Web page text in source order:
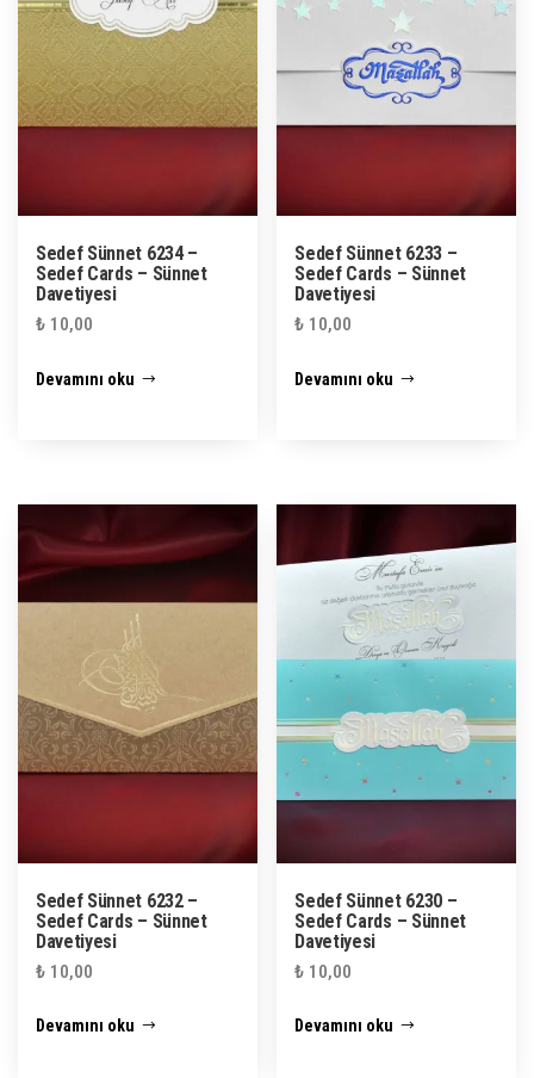
Sedef Sünnet 6234 –
Sedef Cards – Sünnet
Davetiyesi
₺ 10,00
Devamını oku
Sedef Sünnet 6233 –
Sedef Cards – Sünnet
Davetiyesi
₺ 10,00
Devamını oku
Sedef Sünnet 6232 –
Sedef Cards – Sünnet
Davetiyesi
₺ 10,00
Devamını oku
Sedef Sünnet 6230 –
Sedef Cards – Sünnet
Davetiyesi
₺ 10,00
Devamını oku